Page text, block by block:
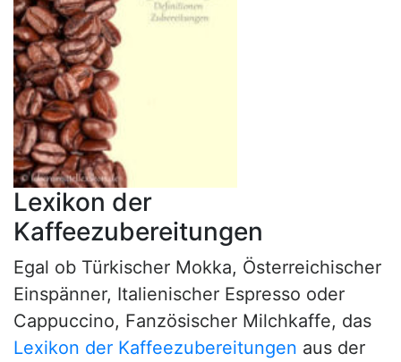
Lexikon der
Kaffeezubereitungen
Egal ob Türkischer Mokka, Österreichischer
Einspänner, Italienischer Espresso oder
Cappuccino, Fanzösischer Milchkaffe, das
Lexikon der Kaffeezubereitungen aus der